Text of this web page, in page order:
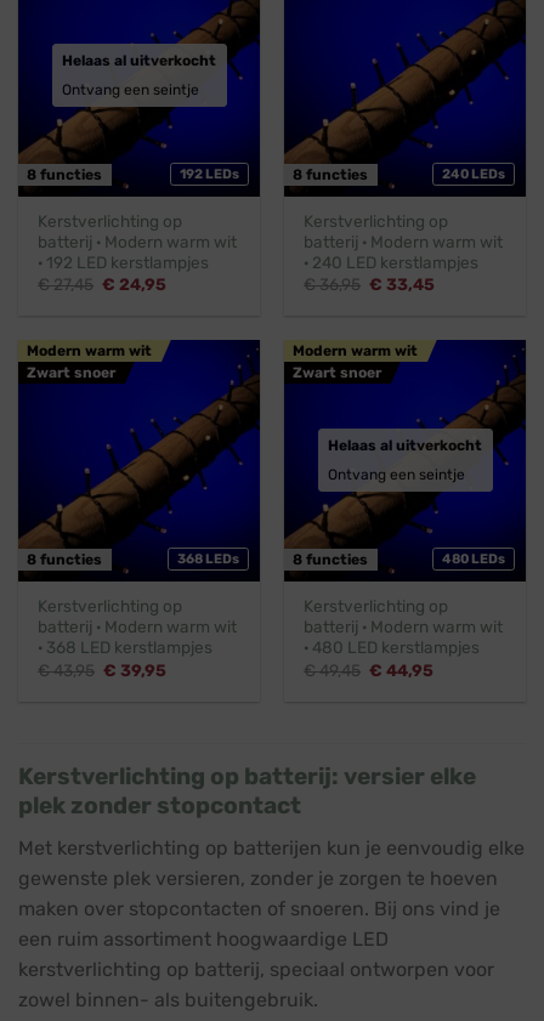
192 LEDs
8 functies
Helaas al uitverkocht
Ontvang een seintje
Kerstverlichting op
batterij · Modern warm wit
· 192 LED kerstlampjes
€27,45 Oorspronkelijke
€ 24,95
240 LEDs
8 functies
Kerstverlichting op
batterij · Modern warm wit
· 240 LED kerstlampjes
€36,95 Oorspronkelijke
€ 33,45
368 LEDs
Modern warm wit
Zwart snoer
8 functies
Kerstverlichting op
batterij · Modern warm wit
· 368 LED kerstlampjes
€43,95 Oorspronkelijke
€ 39,95
480 LEDs
Modern warm wit
Zwart snoer
8 functies
Helaas al uitverkocht
Ontvang een seintje
Kerstverlichting op
batterij · Modern warm wit
· 480 LED kerstlampjes
€49,45 Oorspronkelijke
€ 44,95
Kerstverlichting op batterij: versier elke
plek zonder stopcontact
Met kerstverlichting op batterijen kun je eenvoudig elke
gewenste plek versieren, zonder je zorgen te hoeven
maken over stopcontacten of snoeren. Bij ons vind je
een ruim assortiment hoogwaardige LED
kerstverlichting op batterij, speciaal ontworpen voor
zowel binnen- als buitengebruik.